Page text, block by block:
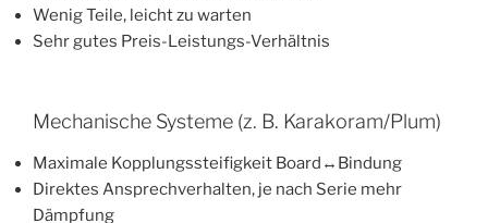
Wenig Teile, leicht zu warten
Sehr gutes Preis-Leistungs-Verhältnis
Mechanische Systeme (z. B. Karakoram/Plum)
Maximale Kopplungssteifigkeit Board↔Bindung
Direktes Ansprechverhalten, je nach Serie mehr
Dämpfung